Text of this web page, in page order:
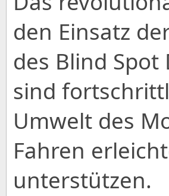
den Einsatz
des Blind Spot
sind
Umwelt des
Fahren
unterstützen.